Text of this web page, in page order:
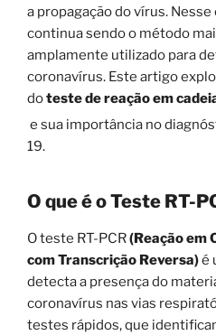
a propagação do vírus.
continua sendo o método
amplamente utilizado para
coronavírus. Este artigo
doteste de reação em
e sua importância no
19.
O que é o Teste RT-
O teste RT-PCR(Reação em
com Transcrição Reversa)é
detecta a presença do
coronavírus nas vias
testes rápidos, que